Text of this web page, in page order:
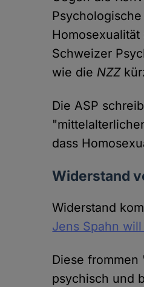
Schweizer
wie die NZZ
Die ASP
dass
Widerstand
Widerstand
Jens Spahn
Diese
psychisch und